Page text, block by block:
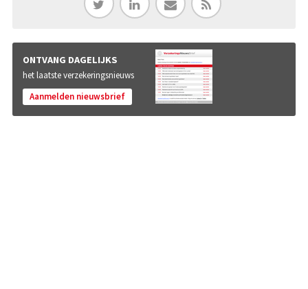
ONTVANG DAGELIJKS
het laatste verzekeringsnieuws
Aanmelden nieuwsbrief